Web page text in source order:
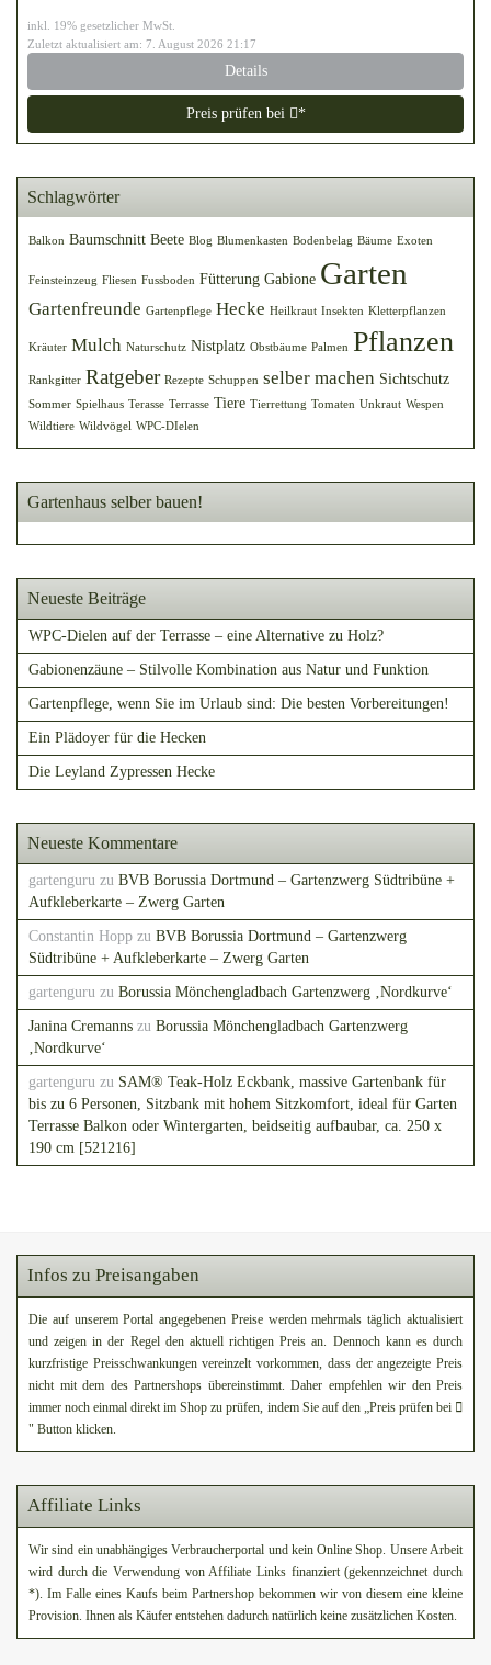
inkl. 19% gesetzlicher MwSt.
Zuletzt aktualisiert am: 7. August 2026 21:17
Details
Preis prüfen bei *
Schlagwörter
Balkon Baumschnitt Beete Blog Blumenkasten Bodenbelag Bäume Exoten
Feinsteinzeug Fliesen Fussboden Fütterung Gabione Garten
Gartenfreunde Gartenpflege Hecke Heilkraut Insekten Kletterpflanzen
Kräuter Mulch Naturschutz Nistplatz Obstbäume Palmen Pflanzen
Rankgitter Ratgeber Rezepte Schuppen selber machen Sichtschutz
Sommer Spielhaus Terasse Terrasse Tiere Tierrettung Tomaten Unkraut Wespen
Wildtiere Wildvögel WPC-DIelen
Gartenhaus selber bauen!
Neueste Beiträge
WPC-Dielen auf der Terrasse – eine Alternative zu Holz?
Gabionenzäune – Stilvolle Kombination aus Natur und Funktion
Gartenpflege, wenn Sie im Urlaub sind: Die besten Vorbereitungen!
Ein Plädoyer für die Hecken
Die Leyland Zypressen Hecke
Neueste Kommentare
gartenguru zu BVB Borussia Dortmund – Gartenzwerg Südtribüne +
Aufkleberkarte – Zwerg Garten
Constantin Hopp zu BVB Borussia Dortmund – Gartenzwerg
Südtribüne + Aufkleberkarte – Zwerg Garten
gartenguru zu Borussia Mönchengladbach Gartenzwerg ‚Nordkurve‘
Janina Cremanns zu Borussia Mönchengladbach Gartenzwerg
‚Nordkurve‘
gartenguru zu SAM® Teak-Holz Eckbank, massive Gartenbank für
bis zu 6 Personen, Sitzbank mit hohem Sitzkomfort, ideal für Garten
Terrasse Balkon oder Wintergarten, beidseitig aufbaubar, ca. 250 x
190 cm [521216]
Infos zu Preisangaben
Die auf unserem Portal angegebenen Preise werden mehrmals täglich aktualisiert
und zeigen in der Regel den aktuell richtigen Preis an. Dennoch kann es durch
kurzfristige Preisschwankungen vereinzelt vorkommen, dass der angezeigte Preis
nicht mit dem des Partnershops übereinstimmt. Daher empfehlen wir den Preis
immer noch einmal direkt im Shop zu prüfen, indem Sie auf den „Preis prüfen bei
" Button klicken.
Affiliate Links
Wir sind ein unabhängiges Verbraucherportal und kein Online Shop. Unsere Arbeit
wird durch die Verwendung von Affiliate Links finanziert (gekennzeichnet durch
*). Im Falle eines Kaufs beim Partnershop bekommen wir von diesem eine kleine
Provision. Ihnen als Käufer entstehen dadurch natürlich keine zusätzlichen Kosten.